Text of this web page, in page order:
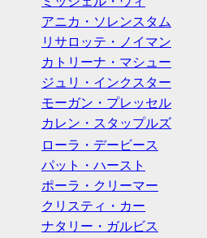
アニカ・ソレンスタム
リサロッテ・ノイマン
カトリーナ・マシュー
ジュリ・インクスター
モーガン・プレッセル
カレン・スタップルズ
ローラ・デービース
パット・ハースト
ポーラ・クリーマー
クリスティ・カー
ナタリー・ガルビス